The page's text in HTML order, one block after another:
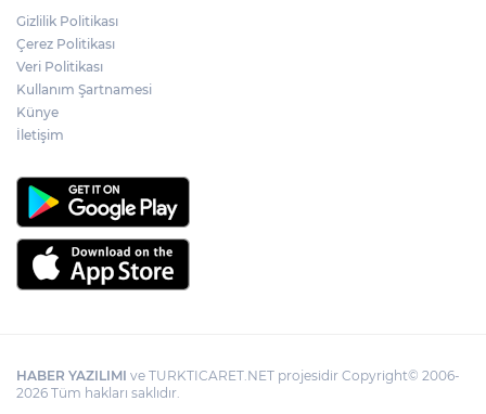
Gizlilik Politikası
Çerez Politikası
Veri Politikası
Kullanım Şartnamesi
Künye
İletişim
HABER YAZILIMI ve TURKTICARET.NET projesidir Copyright© 2006-
2026 Tüm hakları saklıdır.